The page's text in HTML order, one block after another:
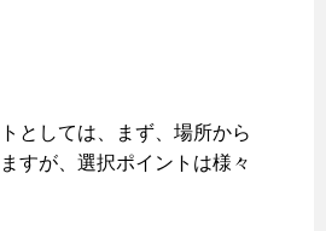
としては、まず、場所から
すが、選択ポイントは様々